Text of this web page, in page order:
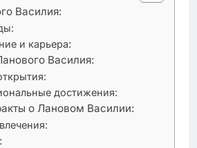
Василия:
и карьера:
Василия:
достижения:
о Лановом Василии: